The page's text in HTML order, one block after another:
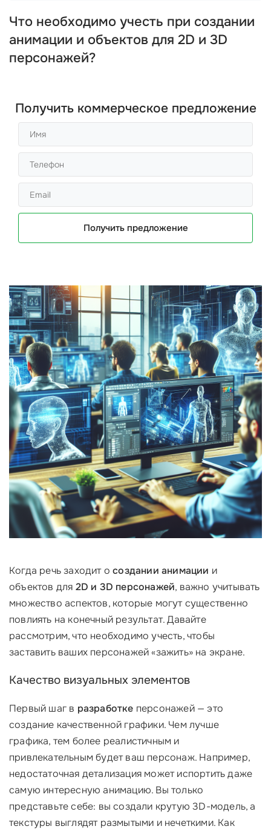
Что необходимо учесть при создании
анимации и объектов для 2D и 3D
персонажей?
Получить коммерческое предложение
Получить предложение
Когда речь заходит осоздании анимации и
объектов для 2D и 3D персонажей, важно учитывать
множество аспектов, которые могут существенно
повлиять на конечный результат. Давайте
рассмотрим, что необходимо учесть, чтобы
заставить ваших персонажей «зажить» на экране.
Качество визуальных элементов
Первый шаг в разработке персонажей — это
создание качественной графики. Чем лучше
графика, тем более реалистичным и
привлекательным будет ваш персонаж. Например,
недостаточная детализация может испортить даже
самую интересную анимацию. Вы только
представьте себе: вы создали крутую 3D-модель, а
текстуры выглядят размытыми и нечеткими. Как